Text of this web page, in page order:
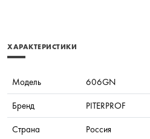
ХАРАКТЕРИСТИКИ
Модель
606GN
Бренд
PITERPROF
Страна
Россия